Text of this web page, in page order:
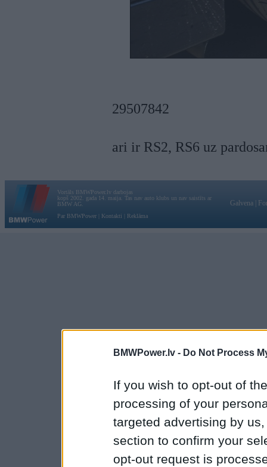
BMWPower.lv - Do Not Process
If you wish to opt-out of
processing of your
targeted advertising by
section to confirm your
opt-out request is
29507842
ari ir RS2, RS6 uz
Vortāls BMWPower.lv darbojas
kopš 2002. gada 14. maija. Tas nav auto klubs un nav saistīts ar
BMW AG.
Par BMWPower
Kontakti Reklāma
Galvena